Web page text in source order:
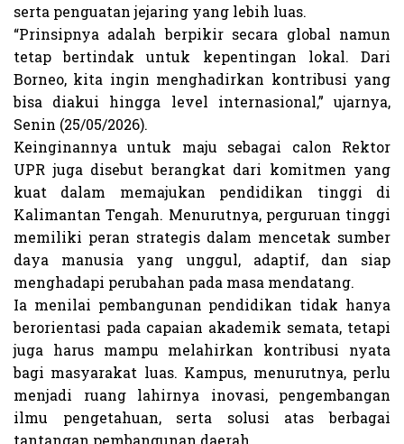
serta penguatan jejaring yang lebih luas.
“Prinsipnya adalah berpikir secara global namun
tetap bertindak untuk kepentingan lokal. Dari
Borneo, kita ingin menghadirkan kontribusi yang
bisa diakui hingga level internasional,” ujarnya,
Senin (25/05/2026).
Keinginannya untuk maju sebagai calon Rektor
UPR juga disebut berangkat dari komitmen yang
kuat dalam memajukan pendidikan tinggi di
Kalimantan Tengah. Menurutnya, perguruan tinggi
memiliki peran strategis dalam mencetak sumber
daya manusia yang unggul, adaptif, dan siap
menghadapi perubahan pada masa mendatang.
Ia menilai pembangunan pendidikan tidak hanya
berorientasi pada capaian akademik semata, tetapi
juga harus mampu melahirkan kontribusi nyata
bagi masyarakat luas. Kampus, menurutnya, perlu
menjadi ruang lahirnya inovasi, pengembangan
ilmu pengetahuan, serta solusi atas berbagai
tantangan pembangunan daerah.